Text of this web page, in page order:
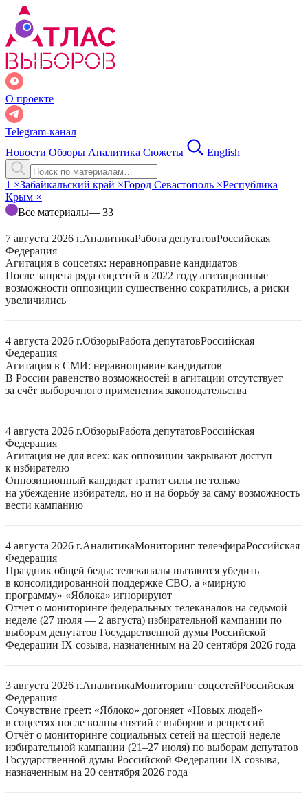
О проекте
Telegram-канал
Новости Обзоры Аналитика Сюжеты English
1 ×Забайкальский край ×Город Севастополь ×Республика
Крым ×
Все материалы— 33
7 августа 2026 г.АналитикаРабота депутатовРоссийская
Федерация
Агитация в соцсетях: неравноправие кандидатов
После запрета ряда соцсетей в 2022 году агитационные
возможности оппозиции существенно сократились, а риски
увеличились
4 августа 2026 г.ОбзорыРабота депутатовРоссийская
Федерация
Агитация в СМИ: неравноправие кандидатов
В России равенство возможностей в агитации отсутствует
за счёт выборочного применения законодательства
4 августа 2026 г.ОбзорыРабота депутатовРоссийская
Федерация
Агитация не для всех: как оппозиции закрывают доступ
к избирателю
Оппозиционный кандидат тратит силы не только
на убеждение избирателя, но и на борьбу за саму возможность
вести кампанию
4 августа 2026 г.АналитикаМониторинг телеэфираРоссийская
Федерация
Праздник общей беды: телеканалы пытаются убедить
в консолидированной поддержке СВО, а «мирную
программу» «Яблока» игнорируют
Отчет о мониторинге федеральных телеканалов на седьмой
неделе (27 июля — 2 августа) избирательной кампании по
выборам депутатов Государственной думы Российской
Федерации IX созыва, назначенным на 20 сентября 2026 года
3 августа 2026 г.АналитикаМониторинг соцсетейРоссийская
Федерация
Сочувствие греет: «Яблоко» догоняет «Новых людей»
в соцсетях после волны снятий с выборов и репрессий
Отчёт о мониторинге социальных сетей на шестой неделе
избирательной кампании (21–27 июля) по выборам депутатов
Государственной думы Российской Федерации IX созыва,
назначенным на 20 сентября 2026 года